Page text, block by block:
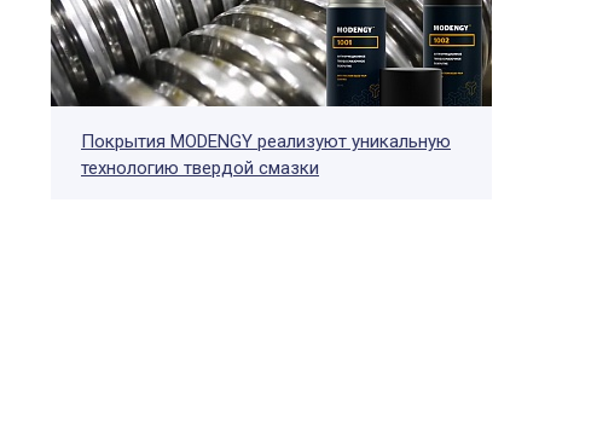
Покрытия MODENGY реализуют уникальную
технологию твердой смазки